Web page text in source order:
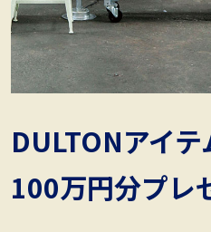
DULTONアイテ
100万円分プレ